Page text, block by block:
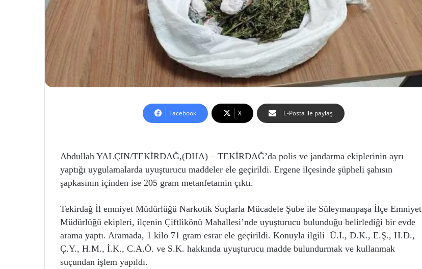
Facebook X E-Posta ile paylaş
Abdullah YALÇIN/TEKİRDAĞ,(DHA) – TEKİRDAĞ’da polis ve jandarma ekiplerinin ayrı
yaptığı uygulamalarda uyuşturucu maddeler ele geçirildi. Ergene ilçesinde şüpheli şahısın
şapkasının içinden ise 205 gram metanfetamin çıktı.
Tekirdağ İl emniyet Müdürlüğü Narkotik Suçlarla Mücadele Şube ile Süleymanpaşa İlçe Emniyet
Müdürlüğü ekipleri, ilçenin Çiftlikönü Mahallesi’nde uyuşturucu bulunduğu belirlediği bir evde
arama yaptı. Aramada, 1 kilo 71 gram esrar ele geçirildi. Konuyla ilgili Ü.I., D.K., E.Ş., H.D.,
Ç.Y., H.M., İ.K., C.A.Ö. ve S.K. hakkında uyuşturucu madde bulundurmak ve kullanmak
suçundan işlem yapıldı.